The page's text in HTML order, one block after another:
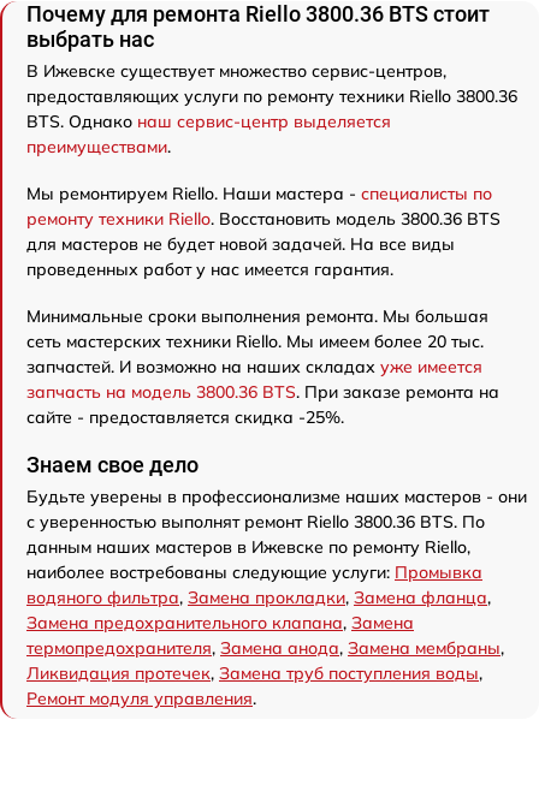
Почему для ремонта Riello 3800.36 BTS стоит
выбрать нас
В Ижевске существует множество сервис-центров,
предоставляющих услуги по ремонту техники Riello 3800.36
BTS. Однако наш сервис-центр выделяется
преимуществами.
Мы ремонтируем Riello. Наши мастера - специалисты по
ремонту техники Riello. Восстановить модель 3800.36 BTS
для мастеров не будет новой задачей. На все виды
проведенных работ у нас имеется гарантия.
Минимальные сроки выполнения ремонта. Мы большая
сеть мастерских техники Riello. Мы имеем более 20 тыс.
запчастей. И возможно на наших складах уже имеется
запчасть на модель 3800.36 BTS. При заказе ремонта на
сайте - предоставляется скидка -25%.
Знаем свое дело
Будьте уверены в профессионализме наших мастеров - они
с уверенностью выполнят ремонт Riello 3800.36 BTS. По
данным наших мастеров в Ижевске по ремонту Riello,
наиболее востребованы следующие услуги: Промывка
водяного фильтра, Замена прокладки, Замена фланца,
Замена предохранительного клапана, Замена
термопредохранителя, Замена анода, Замена мембраны,
Ликвидация протечек, Замена труб поступления воды,
Ремонт модуля управления.